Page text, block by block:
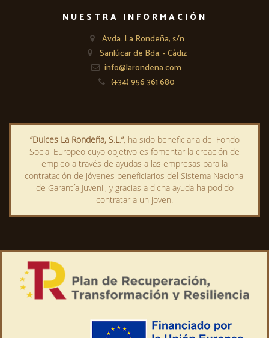
NUESTRA INFORMACIÓN
Avda. La Rondeña, s/n
Sanlúcar de Bda. - Cádiz
info@larondena.com
(+34) 956 361 680
“Dulces La Rondeña, S.L.”, ha sido beneficiaria del Fondo
Social Europeo cuyo objetivo es fomentar la creación de
empleo a través de ayudas a las empresas para la
contratación de jóvenes beneficiarios del Sistema Nacional
de Garantía Juvenil, y gracias a dicha ayuda ha podido
contratar a un joven.